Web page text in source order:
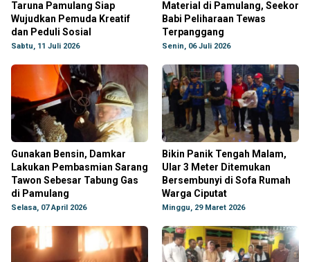
Taruna Pamulang Siap
Wujudkan Pemuda Kreatif
dan Peduli Sosial
Sabtu, 11 Juli 2026
Material di Pamulang, Seekor
Babi Peliharaan Tewas
Terpanggang
Senin, 06 Juli 2026
Gunakan Bensin, Damkar
Lakukan Pembasmian Sarang
Tawon Sebesar Tabung Gas
di Pamulang
Selasa, 07 April 2026
Bikin Panik Tengah Malam,
Ular 3 Meter Ditemukan
Bersembunyi di Sofa Rumah
Warga Ciputat
Minggu, 29 Maret 2026